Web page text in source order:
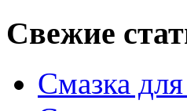
Свежие
Смазка